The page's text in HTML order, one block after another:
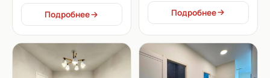
Подробнее Подробнее